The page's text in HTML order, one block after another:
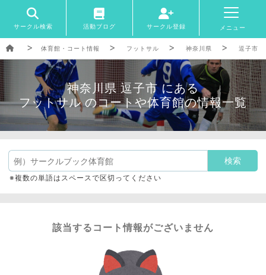
サークル検索 活動ブログ サークル登録 メニュー
体育館・コート情報 フットサル 神奈川県 逗子市
神奈川県 逗子市 にある
フットサル のコートや体育館の情報一覧
※複数の単語はスペースで区切ってください
該当するコート情報がございません